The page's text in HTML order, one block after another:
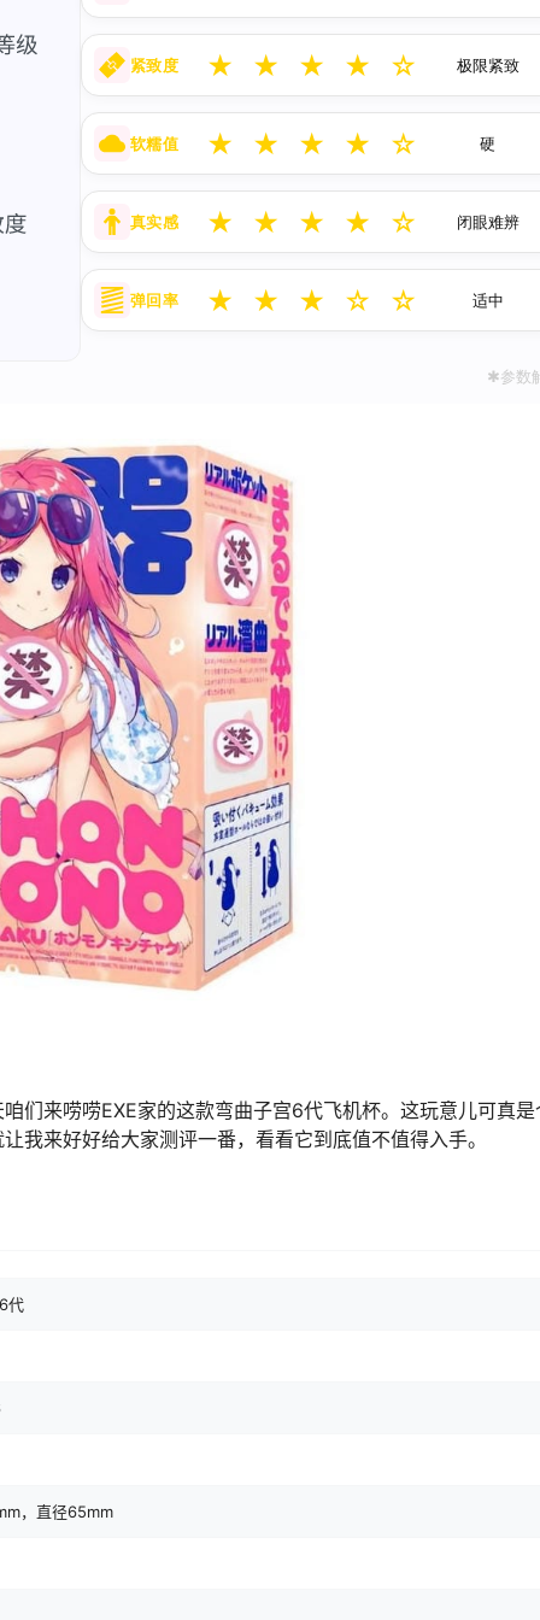
紧致度 ★ ★ ★ ★ ☆ 极限紧致
软糯值 ★ ★ ★ ★ ☆ 硬
真实感 ★ ★ ★ ★ ☆ 闭眼难辨
弹回率 ★ ★ ★ ☆ ☆ 适中
✱参数
们来唠唠EXE家的这款弯曲子宫6代飞机杯。这玩意儿可真是
我来好好给大家测评一番，看看它到底值不值得入手。
代
，直径65mm